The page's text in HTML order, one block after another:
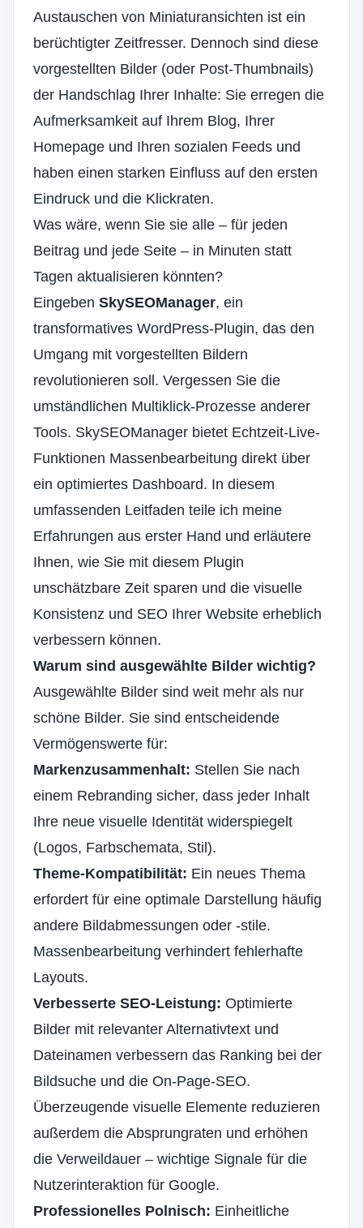
Austauschen von Miniaturansichten ist ein
berüchtigter Zeitfresser. Dennoch sind diese
vorgestellten Bilder (oder Post-Thumbnails)
der Handschlag Ihrer Inhalte: Sie erregen die
Aufmerksamkeit auf Ihrem Blog, Ihrer
Homepage und Ihren sozialen Feeds und
haben einen starken Einfluss auf den ersten
Eindruck und die Klickraten.
Was wäre, wenn Sie sie alle – für jeden
Beitrag und jede Seite – in Minuten statt
Tagen aktualisieren könnten?
Eingeben SkySEOManager, ein
transformatives WordPress-Plugin, das den
Umgang mit vorgestellten Bildern
revolutionieren soll. Vergessen Sie die
umständlichen Multiklick-Prozesse anderer
Tools. SkySEOManager bietet Echtzeit-Live-
Funktionen Massenbearbeitung direkt über
ein optimiertes Dashboard. In diesem
umfassenden Leitfaden teile ich meine
Erfahrungen aus erster Hand und erläutere
Ihnen, wie Sie mit diesem Plugin
unschätzbare Zeit sparen und die visuelle
Konsistenz und SEO Ihrer Website erheblich
verbessern können.
Warum sind ausgewählte Bilder wichtig?
Ausgewählte Bilder sind weit mehr als nur
schöne Bilder. Sie sind entscheidende
Vermögenswerte für:
Markenzusammenhalt: Stellen Sie nach
einem Rebranding sicher, dass jeder Inhalt
Ihre neue visuelle Identität widerspiegelt
(Logos, Farbschemata, Stil).
Theme-Kompatibilität: Ein neues Thema
erfordert für eine optimale Darstellung häufig
andere Bildabmessungen oder -stile.
Massenbearbeitung verhindert fehlerhafte
Layouts.
Verbesserte SEO-Leistung: Optimierte
Bilder mit relevanter Alternativtext und
Dateinamen verbessern das Ranking bei der
Bildsuche und die On-Page-SEO.
Überzeugende visuelle Elemente reduzieren
außerdem die Absprungraten und erhöhen
die Verweildauer – wichtige Signale für die
Nutzerinteraktion für Google.
Professionelles Polnisch: Einheitliche